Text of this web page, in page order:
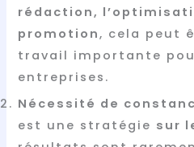
rédaction,
promotion, cela peut
travail importante
entreprises.
Nécessité de
est une stratégie sur